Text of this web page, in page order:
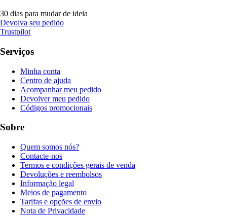
30 dias para mudar de ideia
Devolva seu pedido
Trustpilot
Serviços
Minha conta
Centro de ajuda
Acompanhar meu pedido
Devolver meu pedido
Códigos promocionais
Sobre
Quem somos nós?
Contacte-nos
Termos e condições gerais de venda
Devoluções e reembolsos
Informação legal
Meios de pagamento
Tarifas e opções de envio
Nota de Privacidade